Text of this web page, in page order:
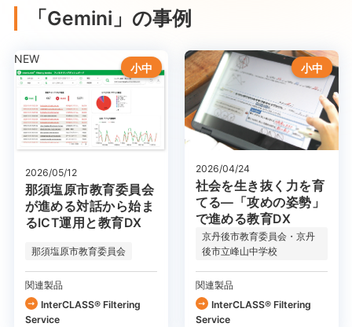
「Gemini」の事例
小中
NEW
2026/05/12
那須塩原市教育委員会
が進める対話から始ま
るICT運用と教育DX
那須塩原市教育委員会
関連製品
InterCLASS®︎ Filtering
Service
小中
2026/04/24
社会を生き抜く力を育
てる―「攻めの姿勢」
で進める教育DX
京丹後市教育委員会・京丹
後市立峰山中学校
関連製品
InterCLASS®︎ Filtering
Service